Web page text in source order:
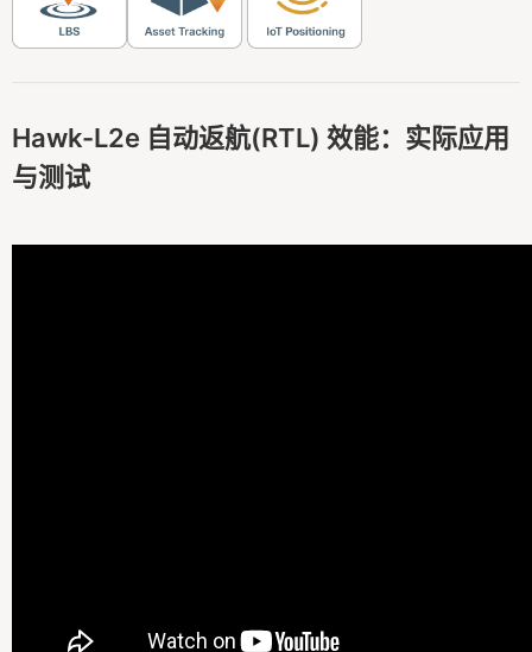
Hawk-L2e 自动返航(RTL) 效能：实际应用
与测试